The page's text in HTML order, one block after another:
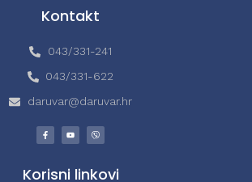
Kontakt
043/331-241
043/331-622
daruvar@daruvar.hr
Korisni linkovi